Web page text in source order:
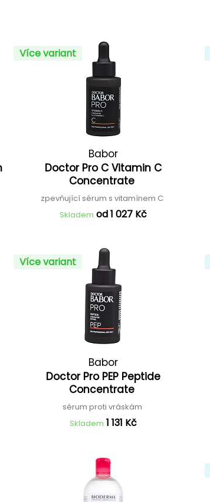
Více variant
Babor
Doctor Pro C Vitamin C
Concentrate
zpevňující sérum s vitamínem C
Skladem od 1 027 Kč
Více variant
Babor
Doctor Pro PEP Peptide
Concentrate
sérum proti vráskám
Skladem 1 131 Kč